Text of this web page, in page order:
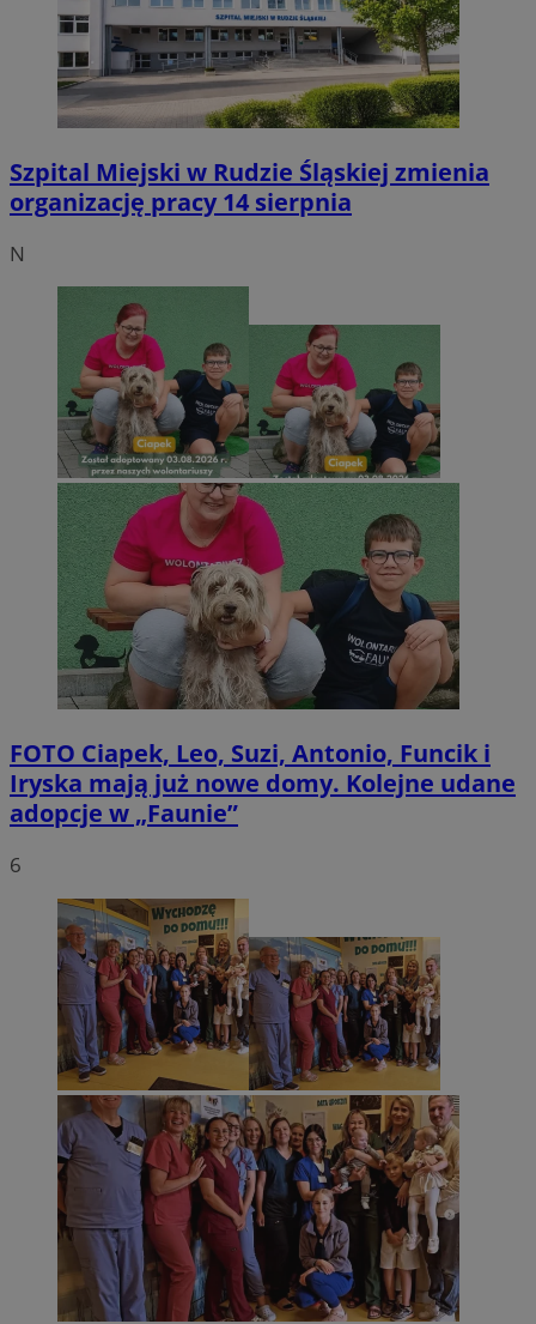
Szpital Miejski w Rudzie Śląskiej zmienia
organizację pracy 14 sierpnia
N
FOTO Ciapek, Leo, Suzi, Antonio, Funcik i
Iryska mają już nowe domy. Kolejne udane
adopcje w „Faunie”
6